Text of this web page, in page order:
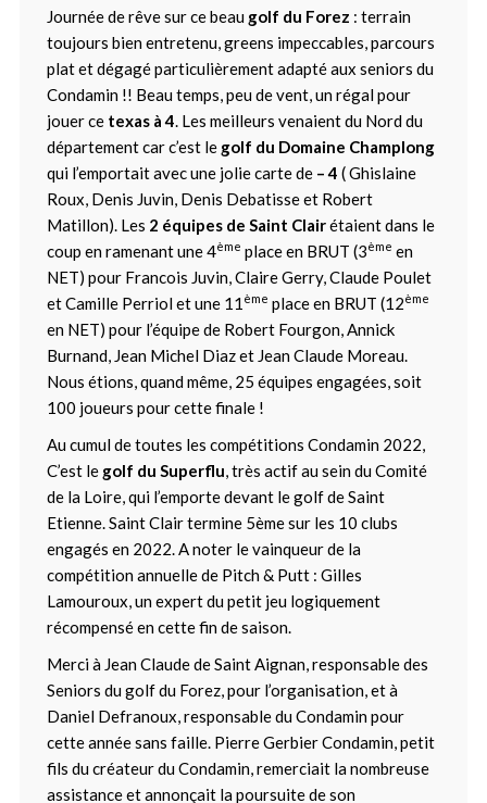
Journée de rêve sur ce beaugolf du Forez : terrain
toujours bien entretenu, greens impeccables, parcours
plat et dégagé particulièrement adapté aux seniors du
Condamin !! Beau temps, peu de vent, un régal pour
jouer ce texas à 4. Les meilleurs venaient du Nord du
département car c’est le golf du Domaine Champlong
qui l’emportait avec une jolie carte de – 4 ( Ghislaine
Roux, Denis Juvin, Denis Debatisse et Robert
Matillon). Les 2 équipes de Saint Clairétaient dans le
coup en ramenant une 4ème place en BRUT (3ème en
NET) pour Francois Juvin, Claire Gerry, Claude Poulet
et Camille Perriol et une 11 ème place en BRUT (12ème
en NET) pour l’équipe de Robert Fourgon, Annick
Burnand, Jean Michel Diaz et Jean Claude Moreau.
Nous étions, quand même, 25 équipes engagées, soit
100 joueurs pour cette finale !
Au cumul de toutes les compétitions Condamin 2022,
C’est legolf du Superflu, très actif au sein du Comité
de la Loire, qui l’emporte devant le golf de Saint
Etienne. Saint Clair termine 5ème sur les 10 clubs
engagés en 2022. A noter le vainqueur de la
compétition annuelle de Pitch & Putt : Gilles
Lamouroux, un expert du petit jeu logiquement
récompensé en cette fin de saison.
Merci à Jean Claude de Saint Aignan, responsable des
Seniors du golf du Forez, pour l’organisation, et à
Daniel Defranoux, responsable du Condamin pour
cette année sans faille. Pierre Gerbier Condamin, petit
fils du créateur du Condamin, remerciait la nombreuse
assistance et annonçait la poursuite de son